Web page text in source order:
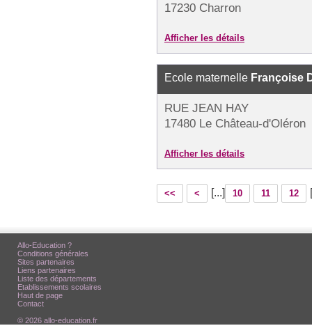
17230 Charron
Afficher les détails
Ecole maternelle Françoise
RUE JEAN HAY
17480 Le Château-d'Oléron
Afficher les détails
<< < [...] 10 11 12
Allo-Education ?
Conditions générales
Sites partenaires
Liens partenaires
Liste des départements
Etablissements scolaires
Haut de page
Contact
© 2026 allo-education.fr